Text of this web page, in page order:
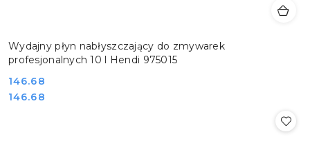
Wydajny płyn nabłyszczający do zmywarek
profesjonalnych 10 l Hendi 975015
Cena:
146.68
Cena:
146.68